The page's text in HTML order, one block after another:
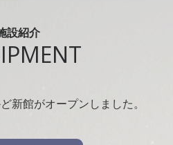
設紹介
新館がオープンしました。